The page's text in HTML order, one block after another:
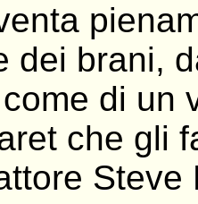
dei brani,
di un
che gli